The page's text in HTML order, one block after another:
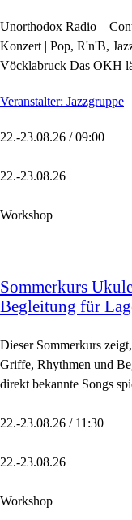
Unorthodox Radio –
Konzert | Pop, R'n'B,
Vöcklabruck Das OKH
Veranstalter: Jazzgruppe
22.-23.08.26 / 09:00
22.-23.08.26
Workshop
Sommerkurs
Begleitung für
Dieser Sommerkurs
Griffe, Rhythmen und
direkt bekannte Songs
22.-23.08.26 / 11:30
22.-23.08.26
Workshop